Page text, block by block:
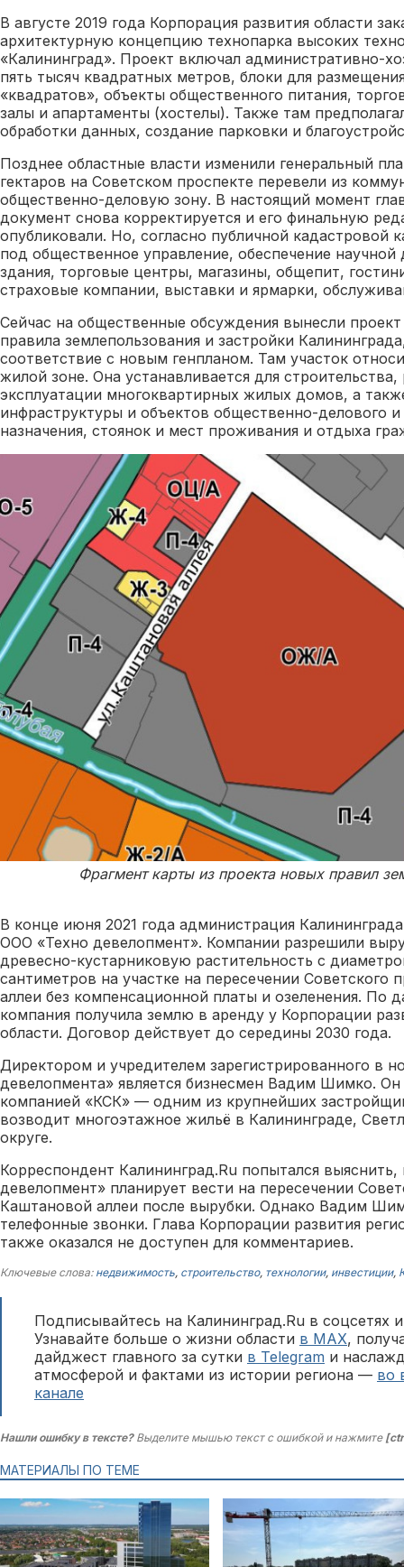
В августе 2019 года Корпорация развития области
архитектурную концепцию технопарка высоких
«Калининград». Проект включал административно-
пять тысяч квадратных метров, блоки для
«квадратов», объекты общественного питания,
залы и апартаменты (хостелы). Также там
обработки данных, создание парковки и
Позднее областные власти изменили генеральный
гектаров на Советском проспекте перевели из
общественно-деловую зону. В настоящий момент
документ снова корректируется и его финальную
опубликовали. Но, согласно публичной кадастровой
под общественное управление, обеспечение научной
здания, торговые центры, магазины, общепит,
страховые компании, выставки и ярмарки,
Сейчас на общественные обсуждения вынесли
правила землепользования и застройки
соответствие с новым генпланом. Там участок
жилой зоне. Она устанавливается для
эксплуатации многоквартирных жилых домов, а
инфраструктуры и объектов общественно-делового
назначения, стоянок и мест проживания и отдыха
Фрагмент карты из проекта новых правил
В конце июня 2021 года администрация
ООО «Техно девелопмент». Компании разрешили
древесно-кустарниковую растительность с
сантиметров на участке на пересечении Советского
аллеи без компенсационной платы и озеленения. По
компания получила землю в аренду у Корпорации
области. Договор действует до середины 2030 года.
Директором и учредителем зарегистрированного в
девелопмента» является бизнесмен Вадим Шимко.
компанией «КСК» — одним из крупнейших
возводит многоэтажное жильё в Калининграде,
округе.
Корреспондент Калининград.Ru попытался выяснить,
девелопмент» планирует вести на пересечении
Каштановой аллеи после вырубки. Однако Вадим
телефонные звонки. Глава Корпорации развития
также оказался не доступен для комментариев.
Ключевые слова: недвижимость, строительство, технологии, инвестиции,
Подписывайтесь на Калининград.Ru в соцсетях
Узнавайте больше о жизни области в MAX,
дайджест главного за сутки в Telegram и
атмосферой и фактами из истории региона — во
канале
Нашли ошибку в тексте?Выделите мышью текст с ошибкой и нажмите
МАТЕРИАЛЫ ПО ТЕМЕ